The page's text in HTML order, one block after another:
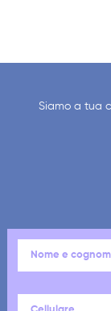
Siamo a tua